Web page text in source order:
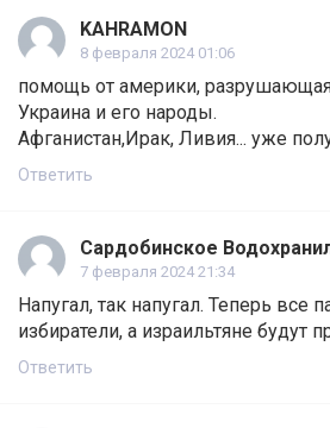
KAHRAMON
8 февраля 2024 01:06
помощь от америки, разрушающая
Украина и его народы.
Афганистан,Ирак, Ливия... уже
Ответить
Сардобинское
7 февраля 2024 21:34
Напугал, так напугал. Теперь все
избиратели, а израильтяне будут
Ответить